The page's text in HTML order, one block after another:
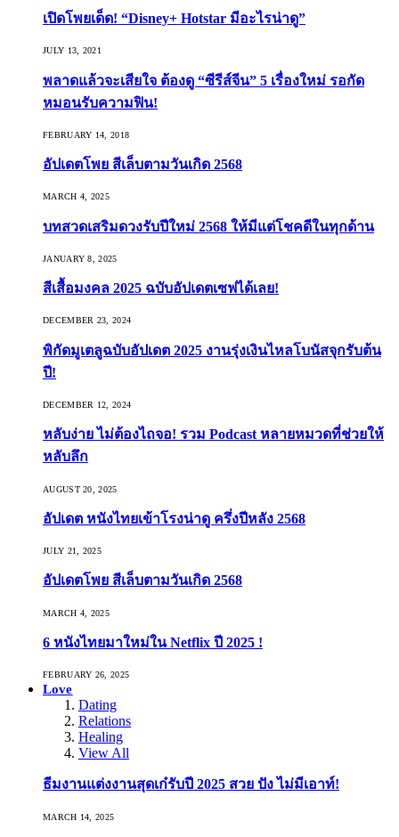
เปิดโพยเด็ด! “Disney+ Hotstar มีอะไรน่าดู”
JULY 13, 2021
พลาดแล้วจะเสียใจ ต้องดู “ซีรีส์จีน” 5 เรื่องใหม่ รอกัด
หมอนรับความฟิน!
FEBRUARY 14, 2018
อัปเดตโพย สีเล็บตามวันเกิด 2568
MARCH 4, 2025
บทสวดเสริมดวงรับปีใหม่ 2568 ให้มีแต่โชคดีในทุกด้าน
JANUARY 8, 2025
สีเสื้อมงคล 2025 ฉบับอัปเดตเซฟได้เลย!
DECEMBER 23, 2024
พิกัดมูเตลูฉบับอัปเดต 2025 งานรุ่งเงินไหลโบนัสจุกรับต้น
ปี!
DECEMBER 12, 2024
หลับง่าย ไม่ต้องไถจอ! รวม Podcast หลายหมวดที่ช่วยให้
หลับลึก
AUGUST 20, 2025
อัปเดต หนังไทยเข้าโรงน่าดู ครึ่งปีหลัง 2568
JULY 21, 2025
อัปเดตโพย สีเล็บตามวันเกิด 2568
MARCH 4, 2025
6 หนังไทยมาใหม่ใน Netflix ปี 2025 !
FEBRUARY 26, 2025
Love
Dating
Relations
Healing
View All
ธีมงานแต่งงานสุดเก๋รับปี 2025 สวย ปัง ไม่มีเอาท์!
MARCH 14, 2025